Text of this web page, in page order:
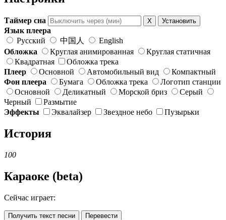
Таймер сна X Установить
Язык плеера
Русский
中国人
English
Обложка
Круглая анимированная
Круглая статичная
Квадратная
Обложка трека
Плеер
Основной Автомобильный вид
Компактный
Фон плеера
Бумага Обложка трека
Логотип станции
Основной
Деликатный Морской бриз
Серый
Черный
Размытие
Эффекты
Эквалайзер Звездное небо Пузырьки
История
100
Караоке (beta)
Сейчас играет:
Получить текст песни Перевести